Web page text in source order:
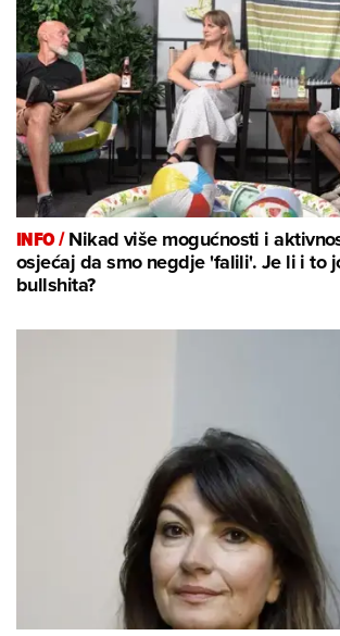
INFO /Nikad više mogućnosti i
osjećaj da smo negdje 'falili'. Je li i to
bullshita?